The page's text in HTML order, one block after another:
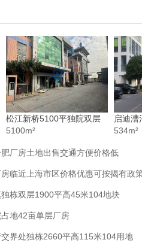
松江新桥5100平独院双层
厂房出售
5100m²
启迪漕
立层面
534m²
厂房土地出售交通方便价格低
临近上海市区价格优惠可按揭有政
栋双层1900平高45米104地块
地42亩单层厂房
界处独栋2660平高115米104用地